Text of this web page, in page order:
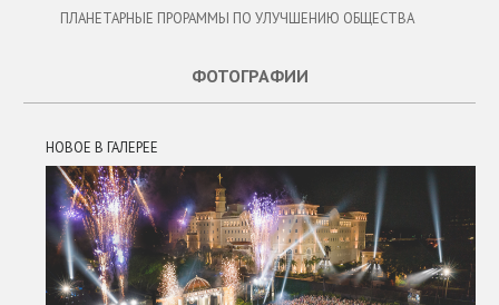
ПЛАНЕТАРНЫЕ ПРОРАММЫ ПО УЛУЧШЕНИЮ ОБЩЕСТВА
ФОТОГРАФИИ
НОВОЕ В ГАЛЕРЕЕ